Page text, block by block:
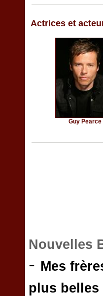
Actrices et
Guy Pearce
Nouvelles
- Mes
plus belles